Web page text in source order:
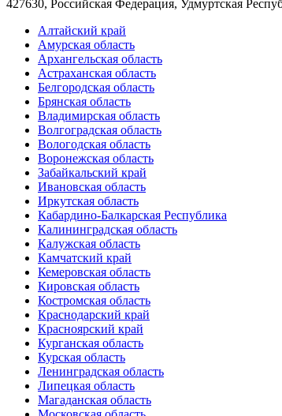
427630, Российская Федерация, Удмуртская
Алтайский край
Амурская область
Архангельская область
Астраханская область
Белгородская область
Брянская область
Владимирская область
Волгоградская область
Вологодская область
Воронежская область
Забайкальский край
Ивановская область
Иркутская область
Кабардино-Балкарская Республика
Калининградская область
Калужская область
Камчатский край
Кемеровская область
Кировская область
Костромская область
Краснодарский край
Красноярский край
Курганская область
Курская область
Ленинградская область
Липецкая область
Магаданская область